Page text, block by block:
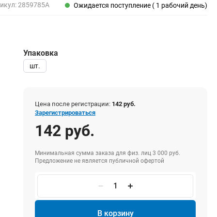
Клеи монтажные
Пистолеты для герметиков
Электрика и свет
Хомуты стяжки нейлоновые и стальные
Вилки электрические
Выключатели
Удлинители электрические
Фонари
2859785A Ожидается поступление ( 1 рабочий день)
Упаковка
шт.
Цена после регистрации: 142 руб.
Зарегистрироваться
142 руб.
Минимальная сумма заказа для физ. лиц 3 000 руб.
Предложение не является публичной офертой
В корзину